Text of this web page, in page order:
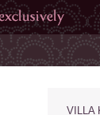
VILLA